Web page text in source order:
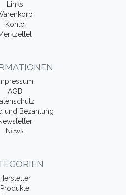
Links
Konto
AGB
und Bezahlung
News
Hersteller
Produkte